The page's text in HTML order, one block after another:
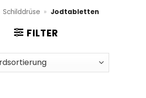
Schilddrüse » Jodtabletten
FILTER